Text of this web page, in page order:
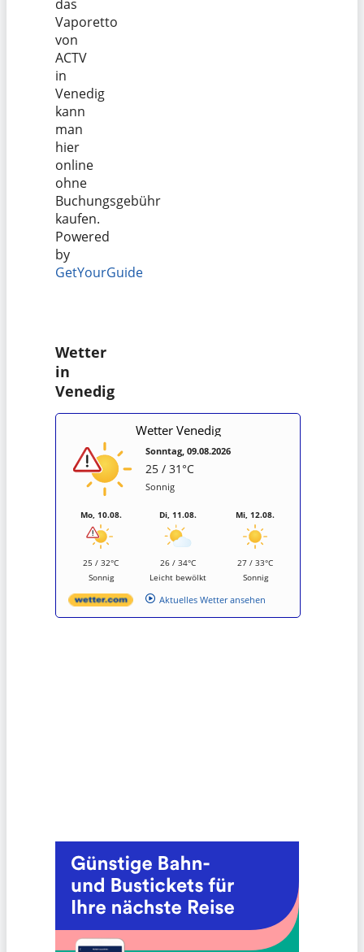
das
Vaporetto
von
ACTV
in
Venedig
kann
man
hier
online
ohne
Buchungsgebühr
kaufen.
Powered
by
GetYourGuide
Wetter
in
Venedig
Wetter Venedig
Sonntag, 09.08.2026
25 / 31°C
Sonnig
Mo, 10.08.
25 / 32°C
Sonnig
Di, 11.08.
26 / 34°C
Leicht bewölkt
Mi, 12.08.
27 / 33°C
Sonnig
Aktuelles Wetter ansehen